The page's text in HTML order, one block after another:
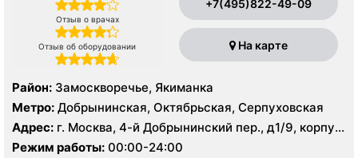
Отзыв о врачах
Отзыв об оборудовании
+7(495)822-49-09
На карте
Район: Замоскворечье, Якиманка
Метро: Добрынинская, Октябрьская, Серпуховская
Адрес: г. Москва, 4-й Добрынинский пер., д1/9, корпус
21
Режим работы: 00:00-24:00